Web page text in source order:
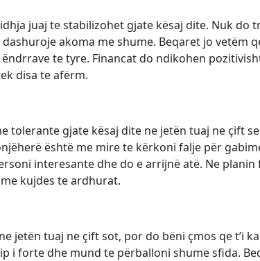
juaj te stabilizohet gjate kësaj dite. Nuk do
akoma me shume. Beqaret jo vetëm
te tyre. Financat do ndikohen
disa te afërm.
tolerante gjate kësaj dite ne jetën tuaj ne çift
është me mire te kërkoni falje për
interesante dhe do e arrijnë atë. Ne
kujdes te ardhurat.
jetën tuaj ne çift sot, por do bëni çmos qe t’i
i forte dhe mund te përballoni shume sfida.